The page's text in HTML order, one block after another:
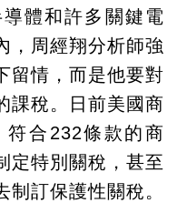
體和許多關鍵電
，周經翔分析師強
留情，而是他要對
課稅。日前美國商
符合232條款的商
定特別關稅，甚至
訂保護性關稅。